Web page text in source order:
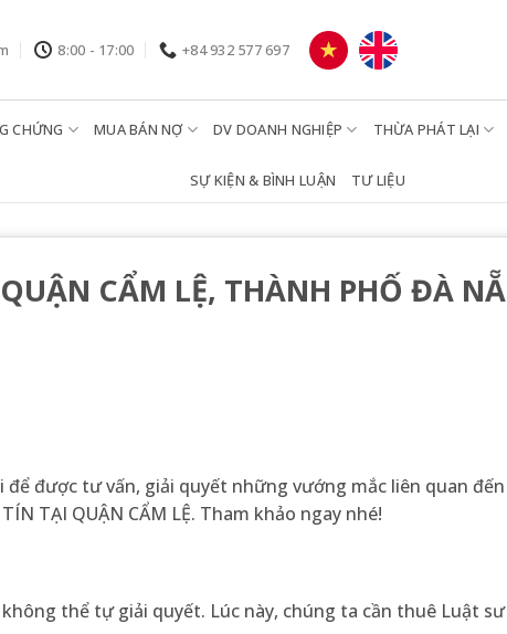
8:00 - 17:00 +84 932 577 697
CHỨNG MUA BÁN NỢ DV DOANH NGHIỆP THỪA PHÁT LẠI
SỰ KIỆN & BÌNH LUẬN TƯ LIỆU
CẨM LỆ, THÀNH PHỐ ĐÀ
được tư vấn, giải quyết những vướng mắc liên quan
TẠI QUẬN CẨM LỆ. Tham khảo ngay nhé!
thể tự giải quyết. Lúc này, chúng ta cần thuê Luật